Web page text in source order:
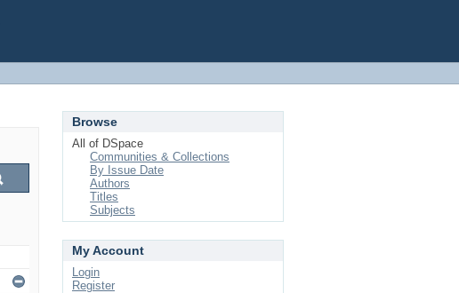
Browse
All of DSpace
Communities & Collections
By Issue Date
Authors
Titles
Subjects
My Account
Login
Register